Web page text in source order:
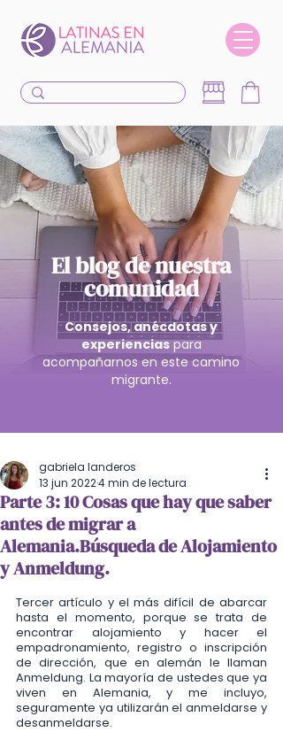
El blog de nuestra
comunidad
Consejos, anécdotas y
experienciaspara
acompañarnos en este camino
migrante.
Parte 3: 10 Cosas que hay que saber
antes de migrar a
Alemania.Búsqueda de Alojamiento
y Anmeldung.
gabriela landeros
13 jun 20224 min de lectura
Tercer artículo y el más difícil de abarcar
hasta el momento, porque se trata de
encontrar alojamiento y hacer el
empadronamiento, registro o inscripción
de dirección, que en alemán le llaman
Anmeldung. La mayoría de ustedes que ya
viven en Alemania, y me incluyo,
seguramente ya utilizarán el anmeldarse y
desanmeldarse.